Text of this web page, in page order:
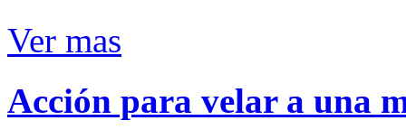
Ver mas
Acción para velar a una